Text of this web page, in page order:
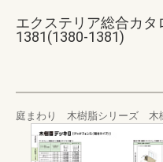
エクステリア総合カ
1381(1380-1381)
庭まわり 木樹脂シリーズ 木